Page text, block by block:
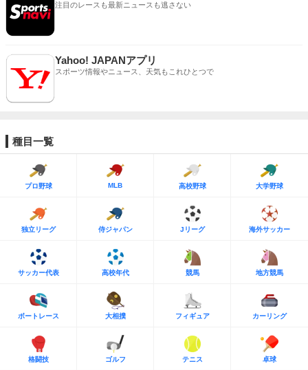
注目のレースも最新ニュースも逃さない
Yahoo! JAPANアプリ
スポーツ情報やニュース、天気もこれひとつで
種目一覧
プロ野球 MLB 高校野球 大学野球
独立リーグ 侍ジャパン Jリーグ 海外サッカー
サッカー代表 高校年代 競馬 地方競馬
ボートレース 大相撲 フィギュア カーリング
格闘技 ゴルフ テニス 卓球